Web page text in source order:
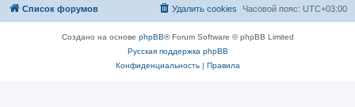
Список форумов Часовой пояс: UTC+03:00
Удалить cookies
Создано на основе phpBB® Forum Software © phpBB Limited
Русская поддержка phpBB
Конфиденциальность| Правила